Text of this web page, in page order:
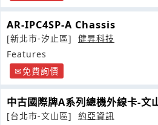
AR-IPC4SP-A Chassis
[新北市-汐止區]
健昇科技
Features
免費詢價
中古國際牌A系列總機外線卡-文
[台北市-文山區]
約亞資訊